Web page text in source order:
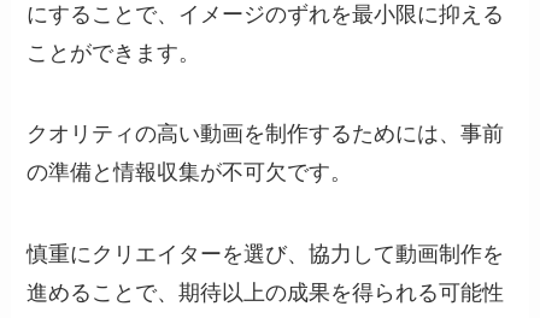
にすることで、イメージのずれを最小限に抑える
ことができます。
クオリティの高い動画を制作するためには、事前
の準備と情報収集が不可欠です。
慎重にクリエイターを選び、協力して動画制作を
進めることで、期待以上の成果を得られる可能性